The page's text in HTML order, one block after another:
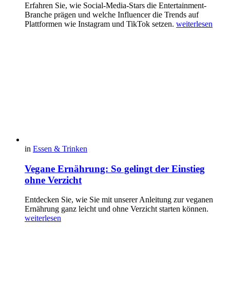
Erfahren Sie, wie Social-Media-Stars die Entertainment-
Branche prägen und welche Influencer die Trends auf
Plattformen wie Instagram und TikTok setzen. weiterlesen
in Essen & Trinken
Vegane Ernährung: So gelingt der Einstieg
ohne Verzicht
Entdecken Sie, wie Sie mit unserer Anleitung zur veganen
Ernährung ganz leicht und ohne Verzicht starten können.
weiterlesen